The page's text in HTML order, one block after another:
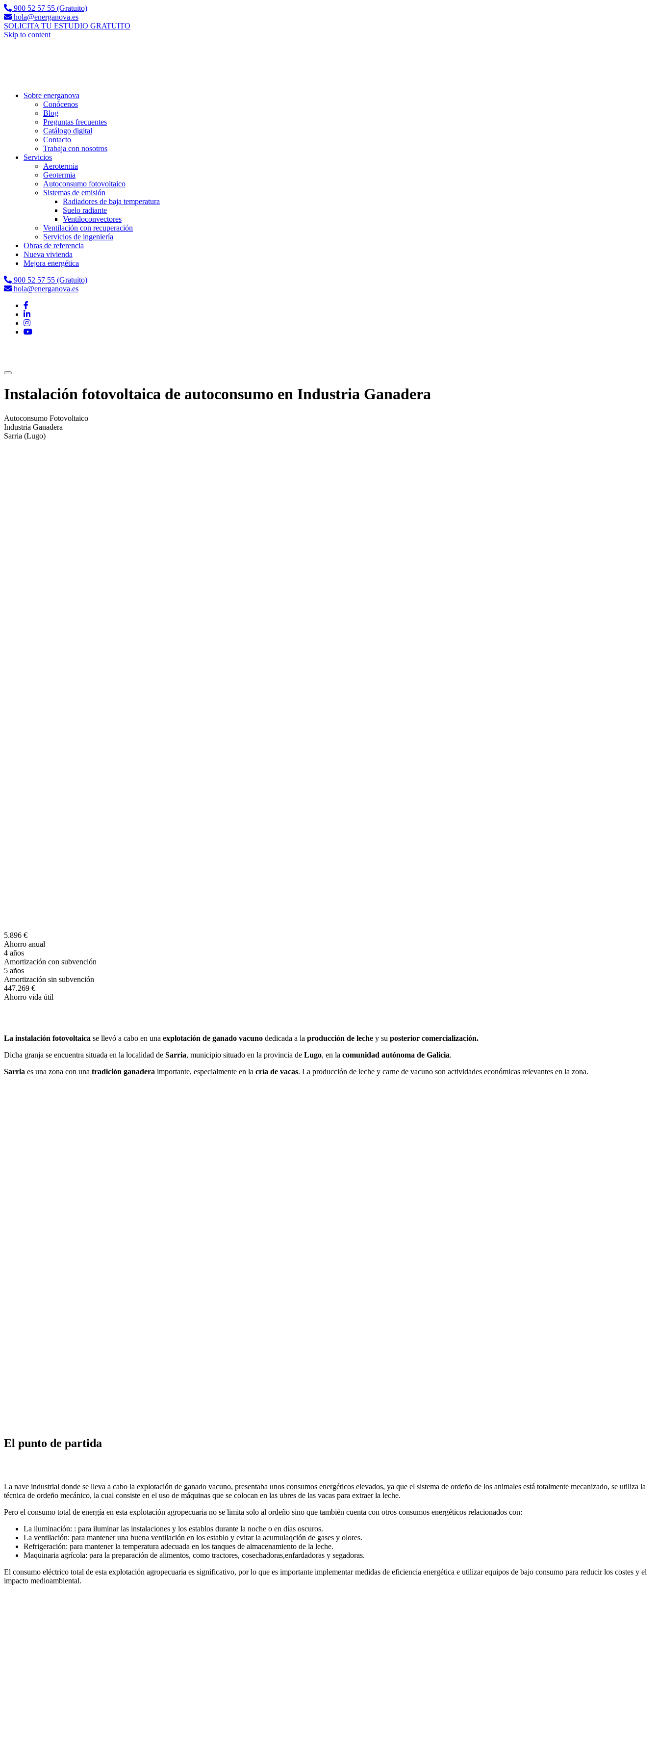
900 52 57 55 (Gratuito)
hola@energanova.es
SOLICITA TU ESTUDIO GRATUITO
Skip to content
Sobre energanova
Conócenos
Blog
Preguntas frecuentes
Catálogo digital
Contacto
Trabaja con nosotros
Servicios
Aerotermia
Geotermia
Autoconsumo fotovoltaico
Sistemas de emisión
Radiadores de baja temperatura
Suelo radiante
Ventiloconvectores
Ventilación con recuperación
Servicios de ingeniería
Obras de referencia
Nueva vivienda
Mejora energética
900 52 57 55 (Gratuito)
hola@energanova.es
Instalación fotovoltaica de autoconsumo en Industria Ganadera
Autoconsumo Fotovoltaico
Industria Ganadera
Sarria (Lugo)
5.896 €
Ahorro anual
4 años
Amortización con subvención
5 años
Amortización sin subvención
447.269 €
Ahorro vida útil
La instalación fotovoltaica se llevó a cabo en una explotación de ganado vacuno dedicada a la producción de leche y su posterior comercialización.
Dicha granja se encuentra situada en la localidad de Sarria, municipio situado en la provincia de Lugo, en la comunidad autónoma de Galicia.
Sarria es una zona con una tradición ganadera importante, especialmente en la cría de vacas. La producción de leche y carne de vacuno son actividades económicas relevantes en la zona.
El punto de partida
La nave industrial donde se lleva a cabo la explotación de ganado vacuno, presentaba unos consumos energéticos elevados, ya que el sistema de ordeño de los animales está totalmente mecanizado, se utiliza la
técnica de ordeño mecánico, la cual consiste en el uso de máquinas que se colocan en las ubres de las vacas para extraer la leche.
Pero el consumo total de energía en esta explotación agropecuaria no se limita solo al ordeño sino que también cuenta con otros consumos energéticos relacionados con:
La iluminación: : para iluminar las instalaciones y los establos durante la noche o en días oscuros.
La ventilación: para mantener una buena ventilación en los establo y evitar la acumulaqción de gases y olores.
Refrigeración: para mantener la temperatura adecuada en los tanques de almacenamiento de la leche.
Maquinaria agrícola: para la preparación de alimentos, como tractores, cosechadoras,enfardadoras y segadoras.
El consumo eléctrico total de esta explotación agropecuaria es significativo, por lo que es importante implementar medidas de eficiencia energética e utilizar equipos de bajo consumo para reducir los costes y el
impacto medioambiental.